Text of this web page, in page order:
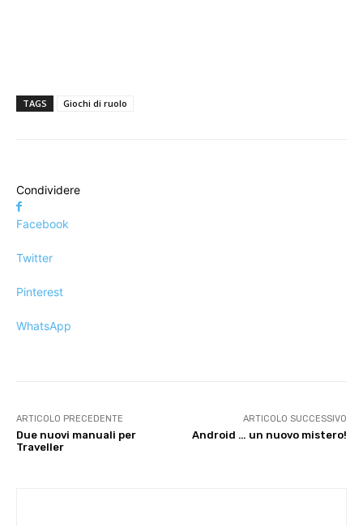
TAGS Giochi di ruolo
Condividere
Facebook
Twitter
Pinterest
WhatsApp
ARTICOLO PRECEDENTE
Due nuovi manuali per
Traveller
ARTICOLO SUCCESSIVO
Android … un nuovo mistero!